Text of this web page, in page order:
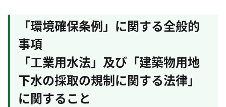
「環境確保条例」に関する全般的
事項
「工業用水法」及び「建築物用地
下水の採取の規制に関する法律」
に関すること